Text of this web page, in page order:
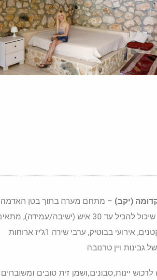
(יקב) – מתחם מערה בתוך בטן
חלל אירוח שיכול להכיל עד 30 איש (ישיבה/עמידה),
לאירועים קטנים, אירועי בבוטיק, ערבי שירה 1ג'יז ארוחות
גבינות ויין טרנובה
יינות,סבונים,ושמן זית טובים